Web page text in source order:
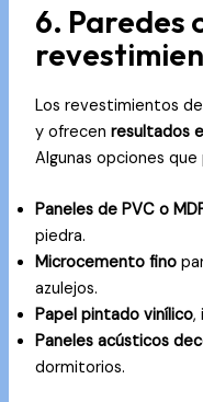
6. Paredes
Los revestimientos
y ofrecen resultados
Algunas opciones que
Paneles de PVC o
piedra.
Microcemento fino
azulejos.
Papel pintado vinílico,
Paneles acústicos
dormitorios.